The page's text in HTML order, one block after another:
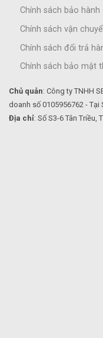
Chính sách bảo hành
Chính sách vận
Chính sách đổi trả
Chính sách bảo mật
Chủ quản: Công ty TNHH
doanh số 0105956762 - Tại
Địa chỉ: Số S3-6 Tân Triều,